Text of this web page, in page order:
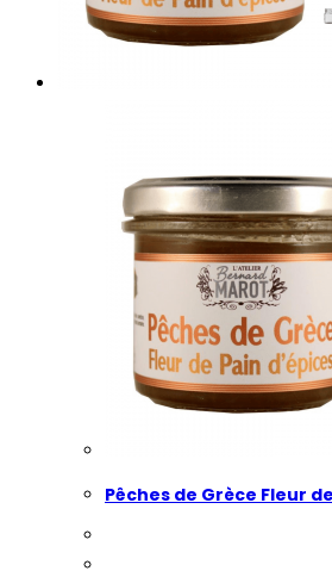
Pêches de Grèce Fleur